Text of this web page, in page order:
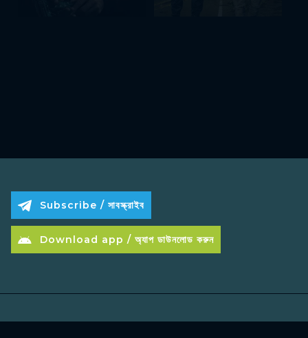
Subscribe / সাবস্ক্রাইব
Download app / অ্যাপ ডাউনলোড করুন